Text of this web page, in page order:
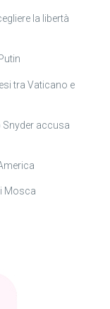
la libertà
tra Vaticano e
Snyder accusa
Mosca